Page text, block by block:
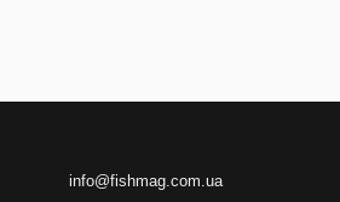
info@fishmag.com.ua